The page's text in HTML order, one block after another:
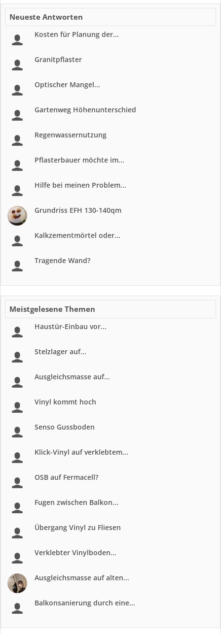
Neueste Antworten
Kosten für Planung der...
Granitpflaster
Optischer Mangel...
Gartenweg Höhenunterschied
Regenwassernutzung
Pflasterbauer möchte im...
Hilfe bei meinen Problem...
Grundriss EFH 130-140qm
Kalkzementmörtel oder...
Tragende Wand?
Meistgelesene Themen
Haustür-Einbau vor...
Stelzlager auf...
Ausgleichsmasse auf...
Vinyl kommt hoch
Senso Gussboden
Klick-Vinyl auf verklebtem...
OSB auf Fermacell?
Fugen zwischen Balkon...
Übergang Vinyl zu Fliesen
Verklebter Vinylboden...
Ausgleichsmasse auf alten...
Balkonsanierung durch eine...